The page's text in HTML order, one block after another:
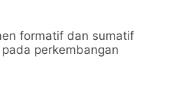
formatif dan sumatif
perkembangan